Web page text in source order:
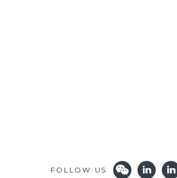
FOLLOW US